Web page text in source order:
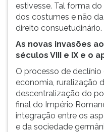
estivesse. Tal forma
dos costumes e não
direito consuetudinário.
As novas invasões
séculos VIII e IX e o
O processo de
economia, ruralização
descentralização do
final do Império
integração entre os
e da sociedade